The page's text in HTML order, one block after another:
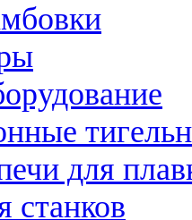
для
станков